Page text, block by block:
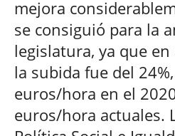
mejora
se consiguió para la
legislatura, ya que
la subida fue del
euros/hora en el
euros/hora actuales.